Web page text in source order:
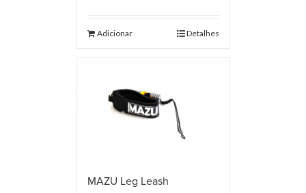
Adicionar Detalhes
MAZU Leg Leash